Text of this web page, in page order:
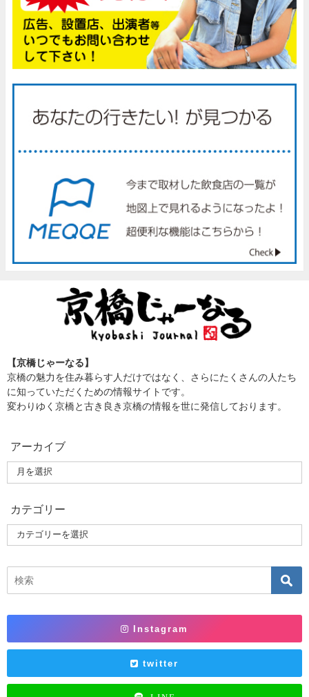
【京橋じゃーなる】
京橋の魅力を住み暮らす人だけではなく、さらにたくさんの人たち
に知っていただくための情報サイトです。
変わりゆく京橋と古き良き京橋の情報を世に発信しております。
アーカイブ
カテゴリー
Instagram
twitter